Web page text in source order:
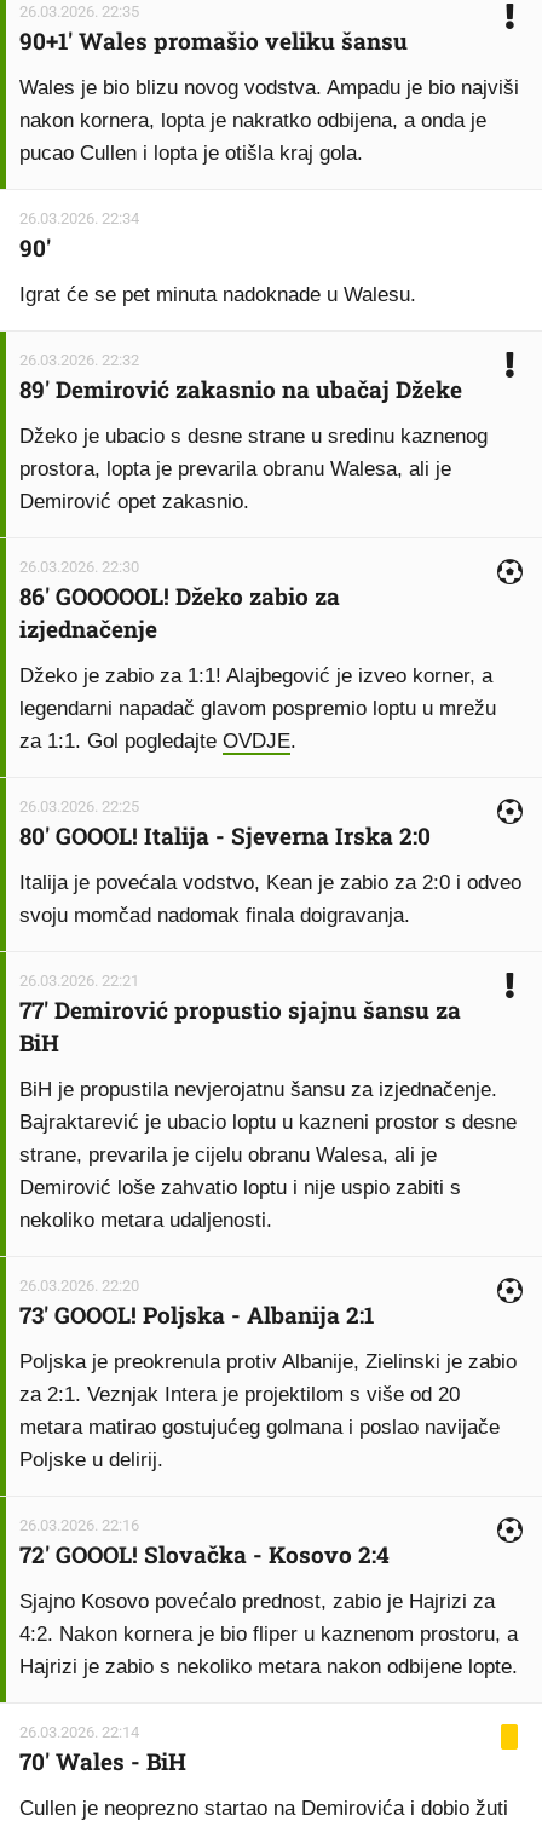
26.03.2026. 22:35
90+1' Wales promašio veliku šansu
Wales je bio blizu novog vodstva. Ampadu je bio najviši
nakon kornera, lopta je nakratko odbijena, a onda je
pucao Cullen i lopta je otišla kraj gola.
26.03.2026. 22:34
90'
Igrat će se pet minuta nadoknade u Walesu.
26.03.2026. 22:32
89' Demirović zakasnio na ubačaj Džeke
Džeko je ubacio s desne strane u sredinu kaznenog
prostora, lopta je prevarila obranu Walesa, ali je
Demirović opet zakasnio.
26.03.2026. 22:30
86' GOOOOOL! Džeko zabio za
izjednačenje
Džeko je zabio za 1:1! Alajbegović je izveo korner, a
legendarni napadač glavom pospremio loptu u mrežu
za 1:1. Gol pogledajte OVDJE.
26.03.2026. 22:25
80' GOOOL! Italija - Sjeverna Irska 2:0
Italija je povećala vodstvo, Kean je zabio za 2:0 i odveo
svoju momčad nadomak finala doigravanja.
26.03.2026. 22:21
77' Demirović propustio sjajnu šansu za
BiH
BiH je propustila nevjerojatnu šansu za izjednačenje.
Bajraktarević je ubacio loptu u kazneni prostor s desne
strane, prevarila je cijelu obranu Walesa, ali je
Demirović loše zahvatio loptu i nije uspio zabiti s
nekoliko metara udaljenosti.
26.03.2026. 22:20
73' GOOOL! Poljska - Albanija 2:1
Poljska je preokrenula protiv Albanije, Zielinski je zabio
za 2:1. Veznjak Intera je projektilom s više od 20
metara matirao gostujućeg golmana i poslao navijače
Poljske u delirij.
26.03.2026. 22:16
72' GOOOL! Slovačka - Kosovo 2:4
Sjajno Kosovo povećalo prednost, zabio je Hajrizi za
4:2. Nakon kornera je bio fliper u kaznenom prostoru, a
Hajrizi je zabio s nekoliko metara nakon odbijene lopte.
26.03.2026. 22:14
70' Wales - BiH
Cullen je neoprezno startao na Demirovića i dobio žuti